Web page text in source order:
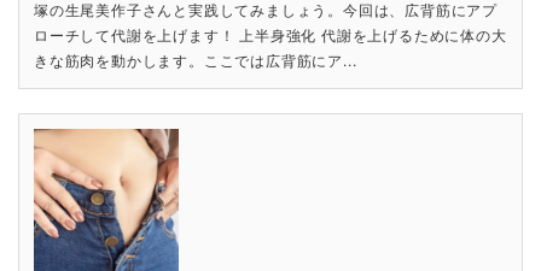
塚の生尾美作子さんと実践してみましょう。今回は、広背筋にアプ
ローチして代謝を上げます！ 上半身強化 代謝を上げるために体の大
きな筋肉を動かします。ここでは広背筋にア...